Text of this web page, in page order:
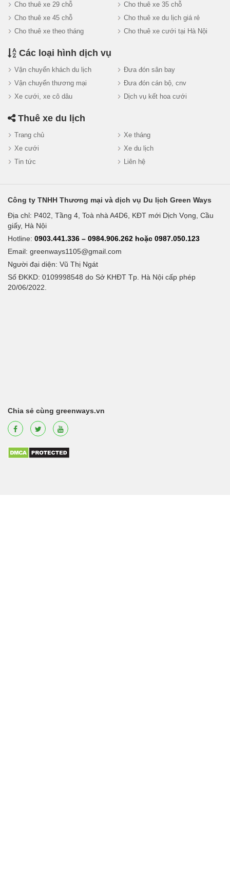
Cho thuê xe 29 chỗ
Cho thuê xe 35 chỗ
Cho thuê xe 45 chỗ
Cho thuê xe du lịch giá rẻ
Cho thuê xe theo tháng
Cho thuê xe cưới tại Hà Nội
Các loại hình dịch vụ
Vận chuyển khách du lịch
Đưa đón sân bay
Vận chuyển thương mại
Đưa đón cán bộ, cnv
Xe cưới, xe cô dâu
Dịch vụ kết hoa cưới
Thuê xe du lịch
Trang chủ
Xe tháng
Xe cưới
Xe du lịch
Tin tức
Liên hệ
Công ty TNHH Thương mại và dịch vụ Du lịch Green Ways
Địa chỉ: P402, Tầng 4, Toà nhà A4D6, KĐT mới Dịch Vọng, Cầu
giấy, Hà Nội
Hotline: 0903.441.336 – 0984.906.262 hoặc 0987.050.123
Email: greenways1105@gmail.com
Người đại diện: Vũ Thị Ngát
Số ĐKKD: 0109998548 do Sở KHĐT Tp. Hà Nội cấp phép
20/06/2022.
Chia sẻ cùng greenways.vn